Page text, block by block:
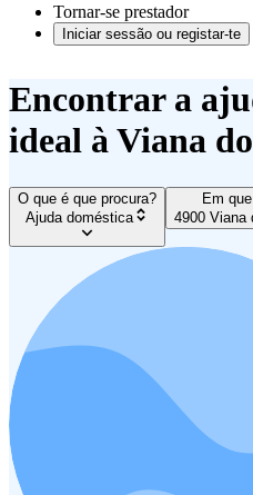
Tornar-se prestador
Iniciar sessão ou registar-te
Encontrar a
ideal à Viana
O que é que procura?
Ajuda doméstica
Em
4900 Viana